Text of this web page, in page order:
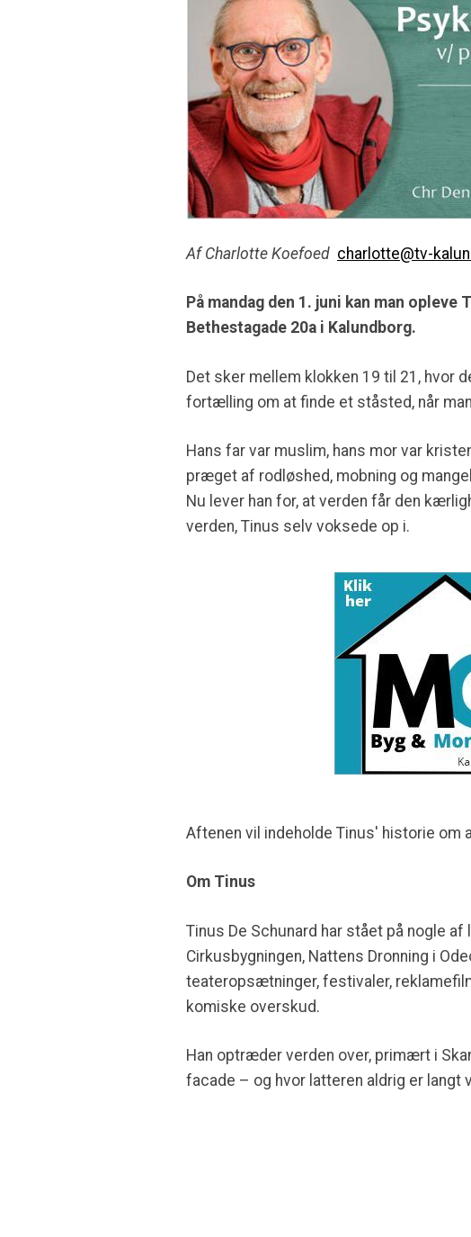
Af Charlotte Koefoed charlotte@tv-
På mandag den 1. juni kan man
Bethestagade 20a i Kalundborg.
Det sker mellem klokken 19 til 21, hvor
fortælling om at finde et ståsted, når
Hans far var muslim, hans mor var
præget af rodløshed, mobning og
Nu lever han for, at verden får den
verden, Tinus selv voksede op i.
Aftenen vil indeholde Tinus' historie om
Om Tinus
Tinus De Schunard har stået på nogle
Cirkusbygningen, Nattens Dronning i
teateropsætninger, festivaler,
komiske overskud.
Han optræder verden over, primært i
facade – og hvor latteren aldrig er langt